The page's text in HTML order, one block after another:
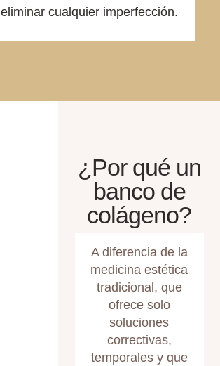
cualquier imperfección.
¿Por qué un
banco de
colágeno?
A diferencia de la
medicina estética
tradicional, que
ofrece solo
soluciones
correctivas,
temporales y que